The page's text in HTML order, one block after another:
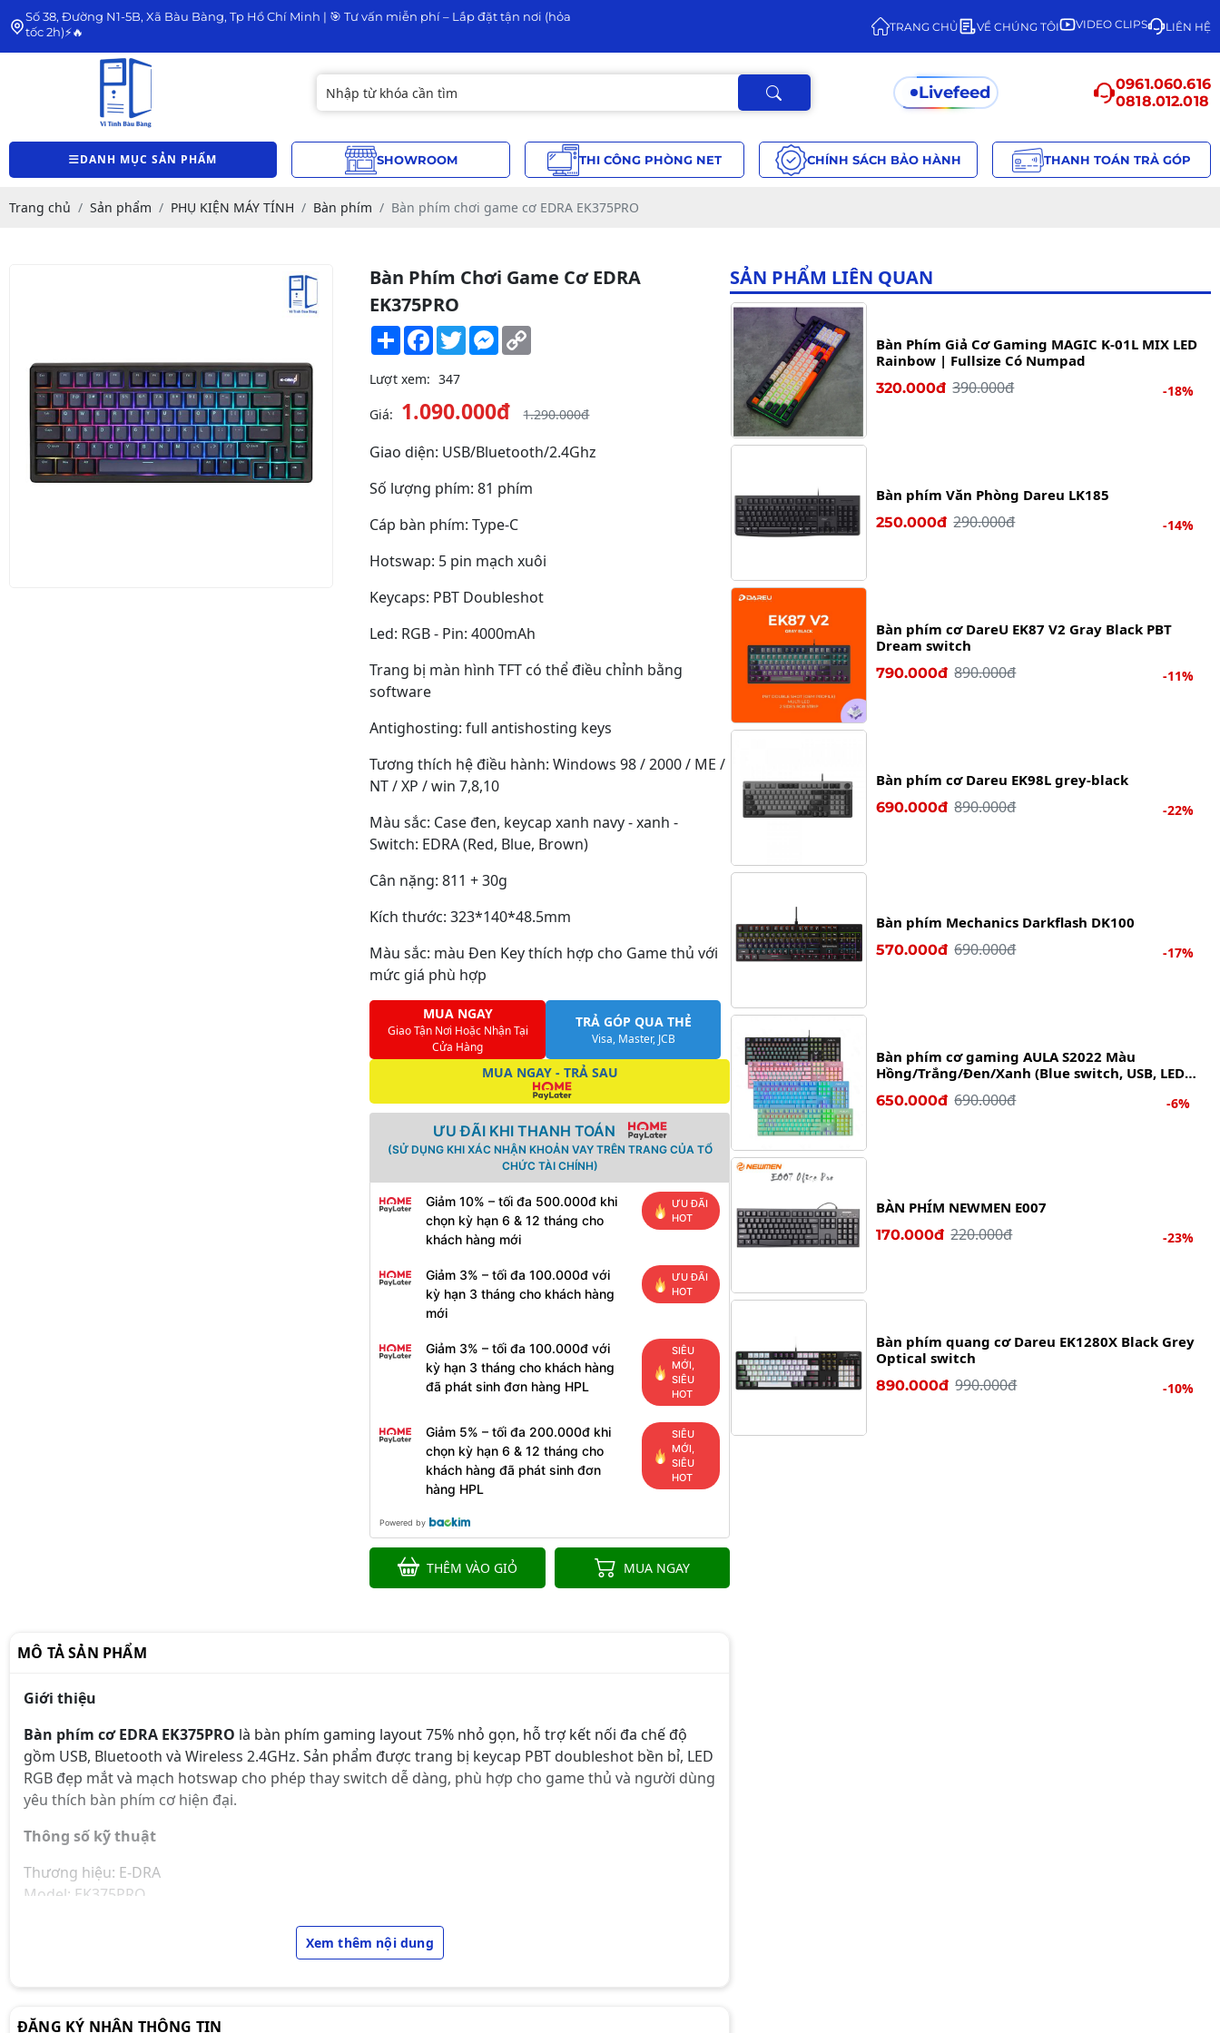
Số 38, Đường N1-5B, Xã Bàu Bàng, Tp Hồ Chí Minh | 🎯 Tư vấn miễn phí – Lắp đặt tận nơi (hỏa
tốc 2h)⚡🔥
TRANG CHỦ VỀ CHÚNG TÔI VIDEO CLIPS LIÊN HỆ
Livefeed
0961.060.616
0818.012.018
DANH MỤC SẢN PHẨM SHOWROOM THI CÔNG PHÒNG NET CHÍNH SÁCH BẢO HÀNH THANH TOÁN TRẢ GÓP
Trang chủ Sản phẩm PHỤ KIỆN MÁY TÍNH Bàn phím Bàn phím chơi game cơ EDRA EK375PRO
Bàn Phím Chơi Game Cơ EDRA
EK375PRO
Share Facebook
TwitterMessenger
Lượt xem: 347
Giá: 1.090.000đ 1.290.000đ
Giao diện: USB/Bluetooth/2.4Ghz
Số lượng phím: 81 phím
Cáp bàn phím: Type-C
Hotswap: 5 pin mạch xuôi
Keycaps: PBT Doubleshot
Led: RGB - Pin: 4000mAh
Trang bị màn hình TFT có thể điều chỉnh bằng
software
Antighosting: full antishosting keys
Tương thích hệ điều hành: Windows 98 / 2000 / ME /
NT / XP / win 7,8,10
Màu sắc: Case đen, keycap xanh navy - xanh -
Switch: EDRA (Red, Blue, Brown)
Cân nặng: 811 + 30g
Kích thước: 323*140*48.5mm
Màu sắc: màu Đen Key thích hợp cho Game thủ với
mức giá phù hợp
MUA NGAY
Giao Tận Nơi Hoặc Nhận Tại
Cửa Hàng
TRẢ GÓP QUA THẺ
Visa, Master, JCB
MUA NGAY - TRẢ SAU
ƯU ĐÃI KHI THANH TOÁN
(SỬ DỤNG KHI XÁC NHẬN KHOẢN VAY TRÊN TRANG CỦA TỔ
CHỨC TÀI CHÍNH)
Giảm 10% – tối đa 500.000đ khi
chọn kỳ hạn 6 & 12 tháng cho
khách hàng mới
ƯU ĐÃI
HOT
Giảm 3% – tối đa 100.000đ với
kỳ hạn 3 tháng cho khách hàng
mới
ƯU ĐÃI
HOT
Giảm 3% – tối đa 100.000đ với
kỳ hạn 3 tháng cho khách hàng
đã phát sinh đơn hàng HPL
SIÊU
MỚI,
SIÊU
HOT
Giảm 5% – tối đa 200.000đ khi
chọn kỳ hạn 6 & 12 tháng cho
khách hàng đã phát sinh đơn
hàng HPL
SIÊU
MỚI,
SIÊU
HOT
Powered by
THÊM VÀO GIỎ MUA NGAY
MÔ TẢ SẢN PHẨM
Giới thiệu
Bàn phím cơ EDRA EK375PRO là bàn phím gaming layout 75% nhỏ gọn, hỗ trợ kết nối đa chế độ
gồm USB, Bluetooth và Wireless 2.4GHz. Sản phẩm được trang bị keycap PBT doubleshot bền bỉ, LED
RGB đẹp mắt và mạch hotswap cho phép thay switch dễ dàng, phù hợp cho game thủ và người dùng
yêu thích bàn phím cơ hiện đại.
Thông số kỹ thuật
Thương hiệu: E-DRA
Model: EK375PRO
Kết nối: USB / Bluetooth / Wireless 2.4GHz
Keycap: PBT Doubleshot
Xem thêm nội dung
ĐĂNG KÝ NHẬN THÔNG TIN
SẢN PHẨM LIÊN QUAN
Bàn Phím Giả Cơ Gaming MAGIC K-01L MIX LED
Rainbow | Fullsize Có Numpad
320.000đ 390.000đ -18%
Bàn phím Văn Phòng Dareu LK185
250.000đ 290.000đ -14%
Bàn phím cơ DareU EK87 V2 Gray Black PBT
Dream switch
790.000đ 890.000đ -11%
Bàn phím cơ Dareu EK98L grey-black
690.000đ 890.000đ -22%
Bàn phím Mechanics Darkflash DK100
570.000đ 690.000đ -17%
Bàn phím cơ gaming AULA S2022 Màu
Hồng/Trắng/Đen/Xanh (Blue switch, USB, LED
650.000đ 690.000đ -6%
BÀN PHÍM NEWMEN E007
170.000đ 220.000đ -23%
Bàn phím quang cơ Dareu EK1280X Black Grey
Optical switch
890.000đ 990.000đ -10%